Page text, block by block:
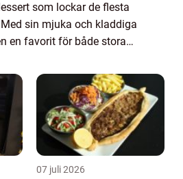
som lockar de flesta
sin mjuka och kladdiga
en favorit för både stora
kladdkaka med...
07 juli 2026